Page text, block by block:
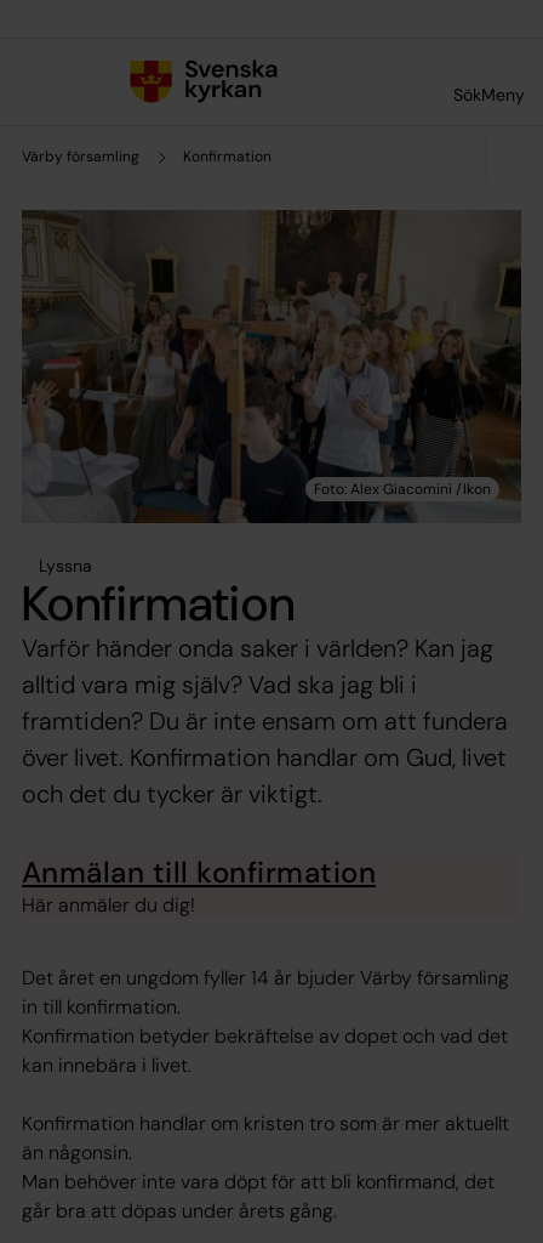
SökMeny
Värby församling Konfirmation
Lyssna
Konfirmation
Varför händer onda saker i världen? Kan jag
alltid vara mig själv? Vad ska jag bli i
framtiden? Du är inte ensam om att fundera
över livet. Konfirmation handlar om Gud, livet
och det du tycker är viktigt.
Anmälan till konfirmation
Här anmäler du dig!
Det året en ungdom fyller 14 år bjuder Värby församling
in till konfirmation.
Konfirmation betyder bekräftelse av dopet och vad det
kan innebära i livet.
Konfirmation handlar om kristen tro som är mer aktuellt
än någonsin.
Man behöver inte vara döpt för att bli konfirmand, det
går bra att döpas under årets gång.